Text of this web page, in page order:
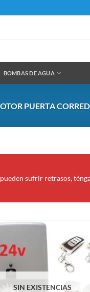
BOMBAS DE AGUA
PUERTA
sufrir retrasos,
SIN EXISTENCIAS